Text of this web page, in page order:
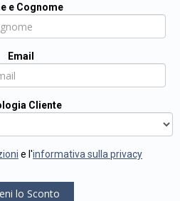
e Cognome
Email
Cliente
e l'informativa sulla privacy
lo Sconto